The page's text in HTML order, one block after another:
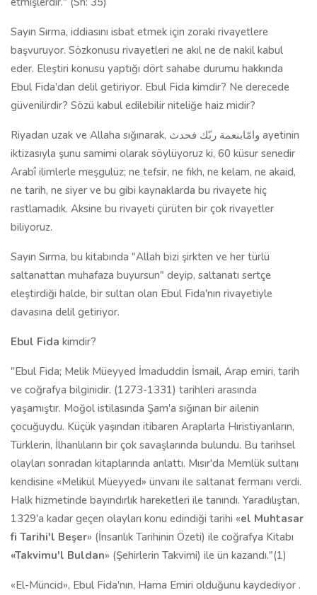
Sayın Sırma, iddiasını isbat etmek için zoraki rivayetlere
başvuruyor. Sözkonusu rivayetleri ne akıl ne de nakil kabul
eder. Eleştiri konusu yaptığı dört sahabe durumu hakkında
Ebul Fida'dan delil getiriyor. Ebul Fida kimdir? Ne derecede
güvenilirdir? Sözü kabul edilebilir niteliğe haiz midir?
Riyadan uzak ve Allaha sığınarak, وامّابنعمة ربّك فحدث ayetinin
iktizasıyla şunu samimi olarak söylüyoruz ki, 60 küsur senedir
Arabî ilimlerle meşgulüz; ne tefsir, ne fıkh, ne kelam, ne akaid,
ne tarih, ne siyer ve bu gibi kaynaklarda bu rivayete hiç
rastlamadık. Aksine bu rivayeti çürüten bir çok rivayetler
biliyoruz.
Sayın Sırma, bu kitabında "Allah bizi şirkten ve her türlü
saltanattan muhafaza buyursun" deyip, saltanatı sertçe
eleştirdiği halde, bir sultan olan Ebul Fida'nın rivayetiyle
davasına delil getiriyor.
Ebul Fida kimdir?
"Ebul Fida; Melik Müeyyed İmaduddin İsmail, Arap emiri, tarih
ve coğrafya bilginidir. (1273-1331) tarihleri arasında
yaşamıştır. Moğol istilasında Şam'a sığınan bir ailenin
çocuğuydu. Küçük yaşından itibaren Araplarla Hıristiyanların,
Türklerin, İlhanlıların bir çok savaşlarında bulundu. Bu tarihsel
olayları sonradan kitaplarında anlattı. Mısır'da Memlük sultanı
kendisine «Melikül Müeyyed» ünvanı ile saltanat fermanı verdi.
Halk hizmetinde bayındırlık hareketleri ile tanındı. Yaradılıştan,
1329'a kadar geçen olayları konu edindiği tarihi «el Muhtasar
fi Tarihi'l Beşer» (İnsanlık Tarihinin Özeti) ile coğrafya Kitabı
«Takvimu'l Buldan» (Şehirlerin Takvimi) ile ün kazandı."(1)
«El-Müncid», Ebul Fida'nın, Hama Emiri olduğunu kaydediyor .